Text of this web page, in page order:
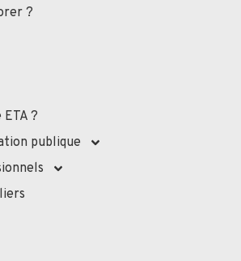
?
ETA ?
publique